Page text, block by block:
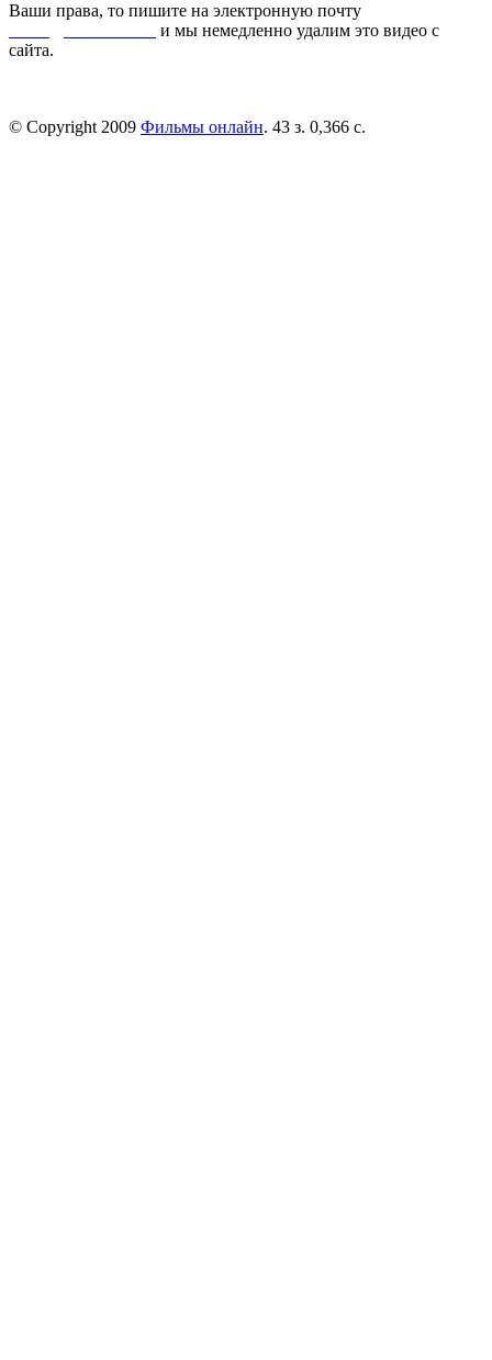
Ваши права, то пишите на электронную почту
и мы немедленно удалим это видео с
сайта.
© Copyright 2009 Фильмы онлайн. 43 з. 0,366 с.